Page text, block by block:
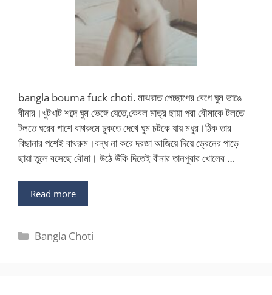
bangla bouma fuck choti. মাঝরাত পেচ্ছাপের বেগে ঘুম ভাঙে
বীনার।খুটখাট শব্দে ঘুম ভেঙ্গে যেতে,কেবল মাত্র ছায়া পরা বৌমাকে টলতে
টলতে ঘরের পাশে বাথরুমে ঢুকতে দেখে ঘুম চটকে যায় মধুর।ঠিক তার
বিছানার পশেই বাথরুম।বন্ধ না করে দরজা আজিয়ে দিয়ে ড্রেনের পাড়ে
ছায়া তুলে বসেছে বৌমা। উঠে উঁকি দিতেই বীনার তানপুরার খোলের …
Read more
Categories
Bangla Choti